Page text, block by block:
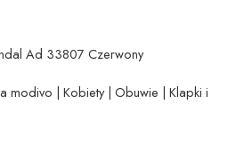
Ad 33807 Czerwony
modivo | Kobiety | Obuwie | Klapki i